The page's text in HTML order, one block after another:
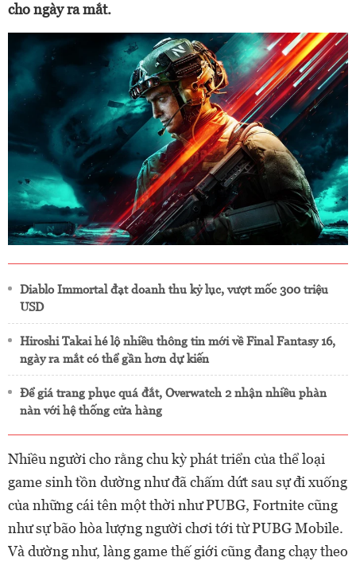
cho ngày ra mắt.
Diablo Immortal đạt doanh thu kỷ lục, vượt mốc 300 triệu
USD
Hiroshi Takai hé lộ nhiều thông tin mới về Final Fantasy 16,
ngày ra mắt có thể gần hơn dự kiến
Để giá trang phục quá đắt, Overwatch 2 nhận nhiều phàn
nàn với hệ thống cửa hàng
Nhiều người cho rằng chu kỳ phát triển của thể loại
game sinh tồn dường như đã chấm dứt sau sự đi xuống
của những cái tên một thời như PUBG, Fortnite cũng
như sự bão hòa lượng người chơi tới từ PUBG Mobile.
Và dường như, làng game thế giới cũng đang chạy theo